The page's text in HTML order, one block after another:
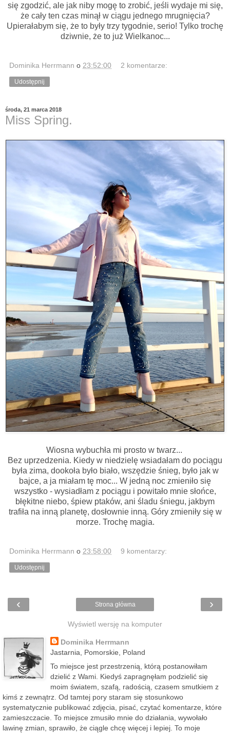
się zgodzić, ale jak niby mogę to zrobić, jeśli wydaje mi się,
że cały ten czas minął w ciągu jednego mrugnięcia?
Upierałabym się, że to były trzy tygodnie, serio! Tylko trochę
dziwnie, że to już Wielkanoc...
Dominika Herrmann o 23:52:00 2 komentarze:
Udostępnij
środa, 21 marca 2018
Miss Spring.
Wiosna wybuchła mi prosto w twarz...
Bez uprzedzenia. Kiedy w niedzielę wsiadałam do pociągu
była zima, dookoła było biało, wszędzie śnieg, było jak w
bajce, a ja miałam tę moc... W jedną noc zmieniło się
wszystko - wysiadłam z pociągu i powitało mnie słońce,
błękitne niebo, śpiew ptaków, ani śladu śniegu, jakbym
trafiła na inną planetę, dosłownie inną. Góry zmieniły się w
morze. Trochę magia.
Dominika Herrmann o 23:58:00 9 komentarzy:
Udostępnij
‹ ›
Strona główna
Wyświetl wersję na komputer
Dominika Herrmann
Jastarnia, Pomorskie, Poland
To miejsce jest przestrzenią, którą postanowiłam
dzielić z Wami. Kiedyś zapragnęłam podzielić się
moim światem, szafą, radością, czasem smutkiem z
kimś z zewnątrz. Od tamtej pory staram się stosunkowo
systematycznie publikować zdjęcia, pisać, czytać komentarze, które
zamieszczacie. To miejsce zmusiło mnie do działania, wywołało
lawinę zmian, sprawiło, że ciągle chcę więcej i lepiej. To moje